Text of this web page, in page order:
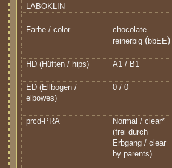
LABOKLIN
Farbe / color
chocolate
reinerbig (bbEE)
HD (Hüften / hips) A1 / B1
ED (Ellbogen /
elbowes)
0 / 0
prcd-PRA
Normal / clear*
(frei durch
Erbgang / clear
by parents)